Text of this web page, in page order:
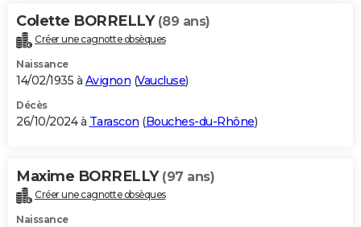
Colette BORRELLY (89 ans)
Créer une cagnotte obsèques
Naissance
14/02/1935 à Avignon (Vaucluse)
Décès
26/10/2024 à Tarascon (Bouches-du-Rhône)
Maxime BORRELLY (97 ans)
Créer une cagnotte obsèques
Naissance